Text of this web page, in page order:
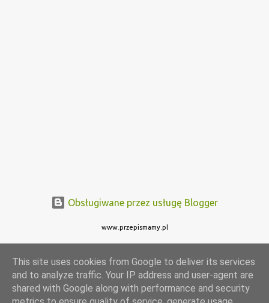
Obsługiwane przez usługę Blogger
www.przepismamy.pl
This site uses cookies from Google to deliver its services
and to analyze traffic. Your IP address and user-agent are
shared with Google along with performance and security